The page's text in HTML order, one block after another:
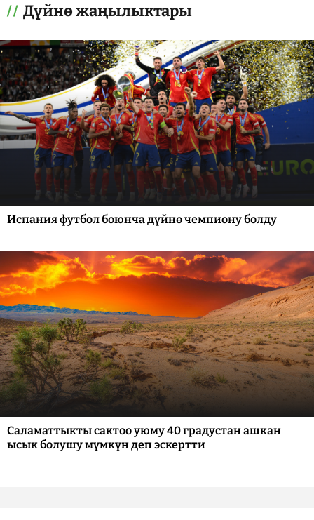
Дүйнө жаңылыктары
Испания футбол боюнча дүйнө чемпиону болду
Саламаттыкты сактоо уюму 40 градустан ашкан
ысык болушу мүмкүн деп эскертти